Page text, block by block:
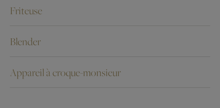
Friteuse
Blender
Appareil à croque-monsieur